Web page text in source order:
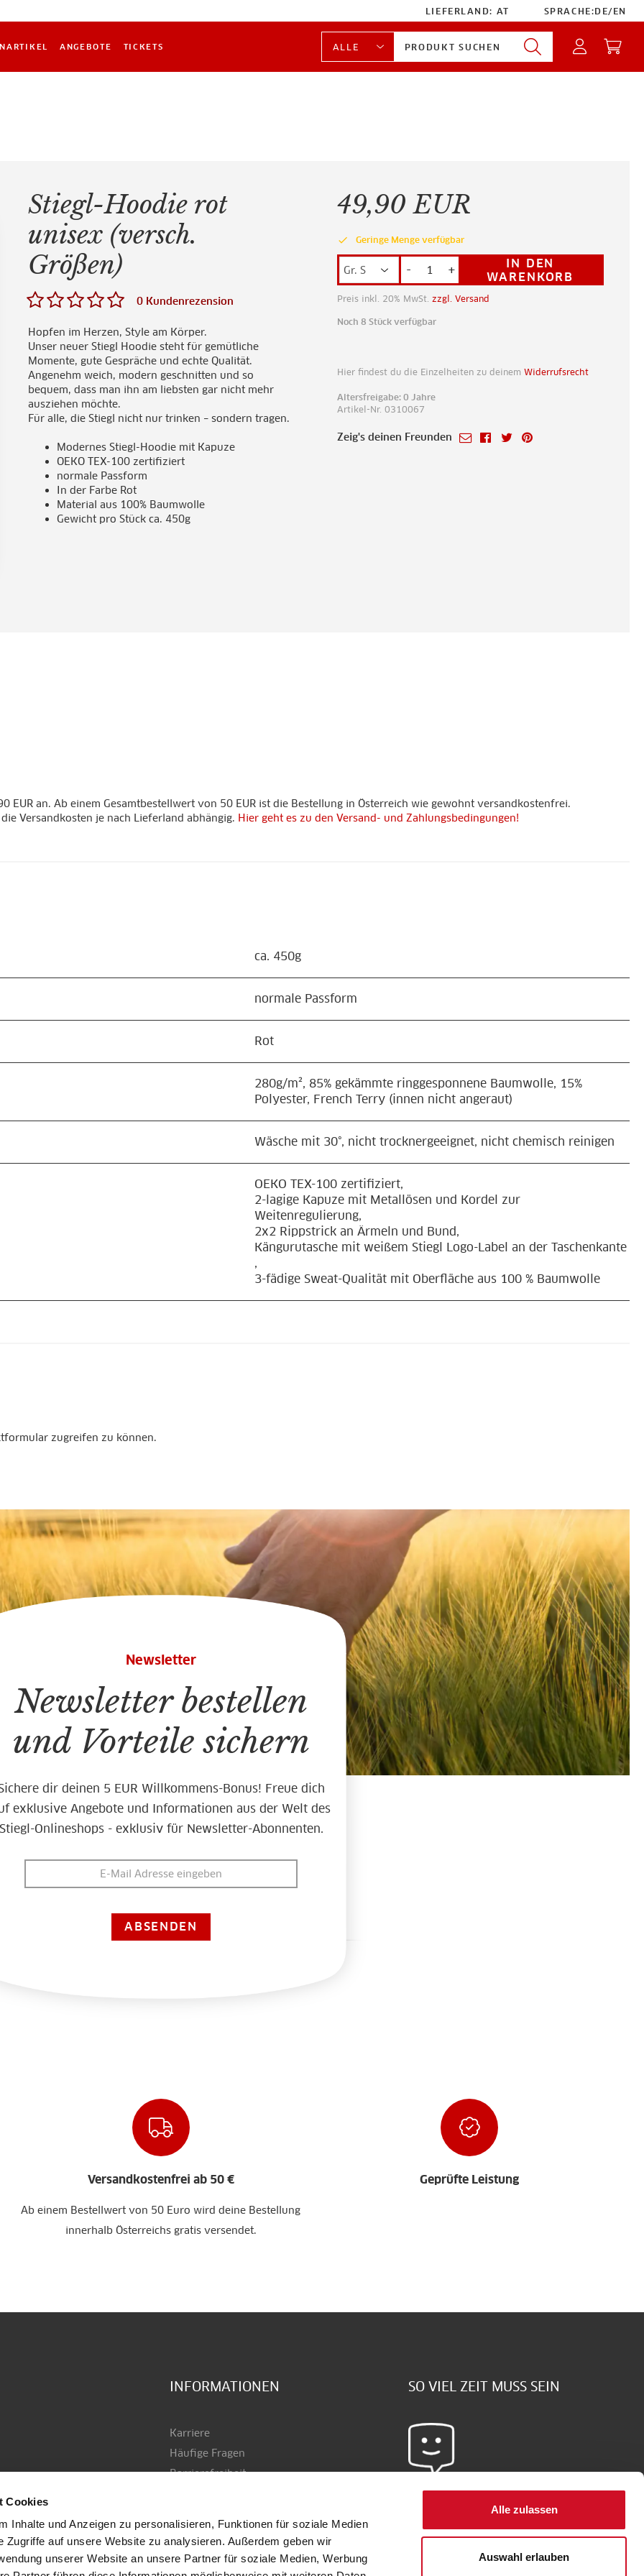
Cookies
Inhalte und Anzeigen zu personalisieren, Funktionen für soziale Medien
Zugriffe auf unsere Website zu analysieren. Außerdem geben wir
unserer Website an unsere Partner für soziale Medien, Werbung
Alle zulassen
Auswahl erlauben
LIEFERLAND: AT SPRACHE:DE/EN
ANGEBOTE TICKETS
Stiegl-Hoodie rot
unisex (versch.
Größen)
0 Kundenrezension
Hopfen im Herzen, Style am Körper.
Unser neuer Stiegl Hoodie steht für gemütliche
Momente, gute Gespräche und echte Qualität.
Angenehm weich, modern geschnitten und so
bequem, dass man ihn am liebsten gar nicht mehr
ausziehen möchte.
Für alle, die Stiegl nicht nur trinken – sondern tragen.
Modernes Stiegl-Hoodie mit Kapuze
OEKO TEX-100 zertifiziert
normale Passform
In der Farbe Rot
Material aus 100% Baumwolle
Gewicht pro Stück ca. 450g
49,90 EUR
done Geringe Menge verfügbar
- +
IN DEN
WARENKORB
Preis inkl. 20% MwSt.zzgl. Versand
Noch 8 Stück verfügbar
Hier findest du die Einzelheiten zu deinemWiderrufsrecht
Altersfreigabe: 0 Jahre
Artikel-Nr. 0310067
Zeig's deinen Freunden
EUR an. Ab einem Gesamtbestellwert von 50 EUR ist die Bestellung in Österreich wie gewohnt versandkostenfrei.
Versandkosten je nach Lieferland abhängig. Hier geht es zu den Versand- und Zahlungsbedingungen!
ca. 450g
normale Passform
Rot
280g/m², 85% gekämmte ringgesponnene Baumwolle, 15%
Polyester, French Terry (innen nicht angeraut)
Wäsche mit 30°, nicht trocknergeeignet, nicht chemisch reinigen
OEKO TEX-100 zertifiziert,
2-lagige Kapuze mit Metallösen und Kordel zur
Weitenregulierung,
2x2 Rippstrick an Ärmeln und Bund,
Kängurutasche mit weißem Stiegl Logo-Label an der Taschenkante
,
3-fädige Sweat-Qualität mit Oberfläche aus 100 % Baumwolle
zugreifen zu können.
Newsletter
Newsletter bestellen
und Vorteile sichern
dir deinen 5 EUR Willkommens-Bonus! Freue dich
exklusive Angebote und Informationen aus der Welt des
Onlineshops - exklusiv für Newsletter-Abonnenten.
Versandkostenfrei ab 50 €
Ab einem Bestellwert von 50 Euro wird deine Bestellung
innerhalb Österreichs gratis versendet.
Geprüfte Leistung
INFORMATIONEN
Karriere
Häufige Fragen
Barrierefreiheit
Versand & Zahlung
Impressum
SO VIEL ZEIT MUSS SEIN
Sie haben Fragen?
Schreiben Sie uns doch -hiergehts zum